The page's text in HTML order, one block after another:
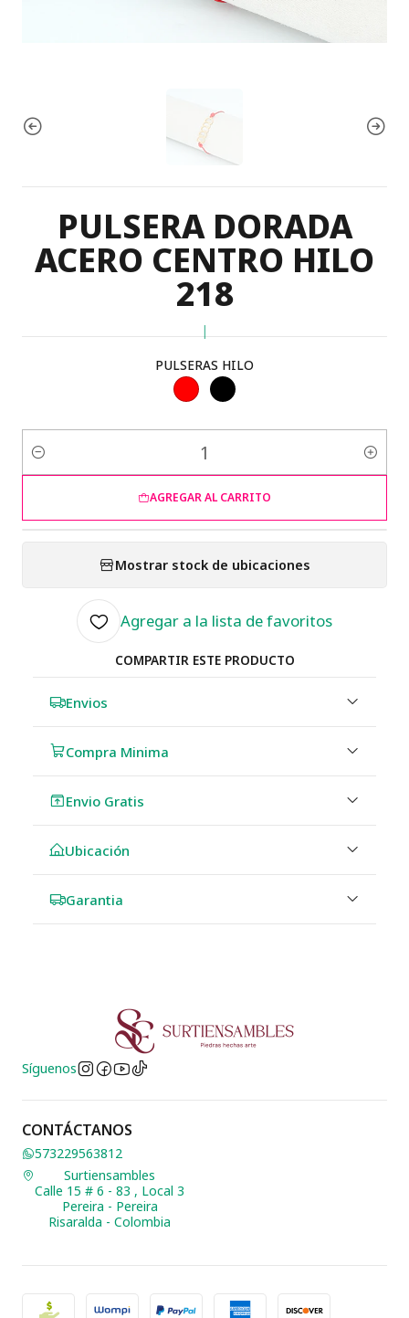
PULSERA DORADA
ACERO CENTRO HILO
218
|
PULSERAS HILO
Cantidad
AGREGAR AL CARRITO
Mostrar stock de ubicaciones
Agregar a la lista de favoritos
COMPARTIR ESTE PRODUCTO
Envios
Compra Minima
Envio Gratis
Ubicación
Garantia
Síguenos
CONTÁCTANOS
573229563812
Surtiensambles
Calle 15 # 6 - 83 , Local 3
Pereira - Pereira
Risaralda - Colombia